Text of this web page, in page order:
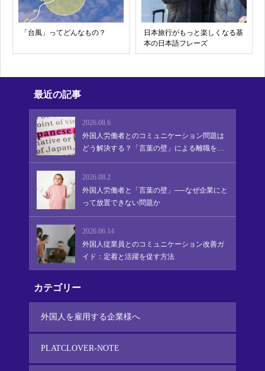
「台風」ってどんなもの？
日本旅行がもっと楽しくなる基
本の日本語フレーズ
最近の記事
2026.08.6
外国人労働者とのコミュニケーション問題は
どう解決する？「言葉の壁」による離職を防
ぎ、定着・活躍を促す実践的アプローチ
2026.08.2
外国人労働者と「言葉の壁」──なぜ企業にと
って放置できない問題か
2026.06.14
外国人従業員とのコミュニケーション改善ガ
イド：定着と活躍を促す方法
カテゴリー
外国人を雇用する企業様へ
PLATCLOVER-NOTE